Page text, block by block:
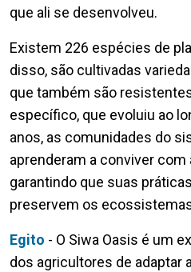
que ali se desenvolveu.
Existem 226 espécies de
disso, são cultivadas
que também são
específico, que evoluiu ao
anos, as comunidades do
aprenderam a conviver
garantindo que suas
preservem os
Egito - O Siwa Oasis é um
dos agricultores de adaptar